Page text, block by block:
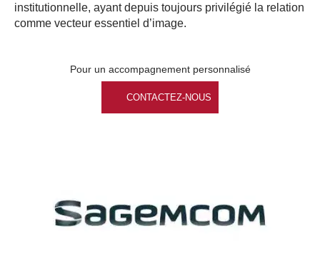
institutionnelle, ayant depuis toujours privilégié la relation
comme vecteur essentiel d’image.
Pour un accompagnement personnalisé
CONTACTEZ-NOUS